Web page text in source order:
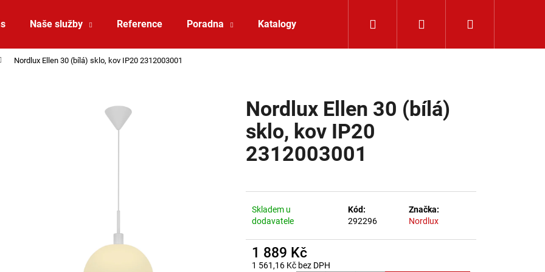
Naše služby Reference Poradna Katalogy Přihlášení
Nordlux Ellen 30 (bílá) sklo, kov IP20 2312003001
Nordlux Ellen 30 (bílá)
sklo, kov IP20
2312003001
Skladem u
dodavatele
Kód:
292296
Značka:
Nordlux
1 889 Kč
1 561,16 Kč bez DPH
Co potřebujete najít?
SAUNA LED PÁSEK 24V RGBW 9,6W IP65
VÝPRODEJ LED2 LIŠTOVÉ SVÍTIDLO